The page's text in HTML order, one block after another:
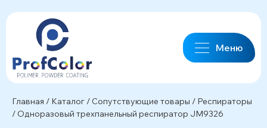
Меню
Главная / Каталог / Сопутствующие товары / Респираторы
/ Одноразовый трехпанельный респиратор JM9326